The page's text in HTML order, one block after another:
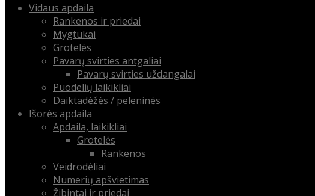
Skip Vidaus apdaila
Rankenos ir priedai
Mygtukai
Grotelės
Pavarų svirties antgaliai
Pavarų svirties uždangalai
Puodelių laikikliai
Daiktadėžės / peleninės
Išorės apdaila
Apdaila, laikikliai
Grotelės
Rankenos
Veidrodėliai
Numerių apšvietimas
Žibintai ir priedai